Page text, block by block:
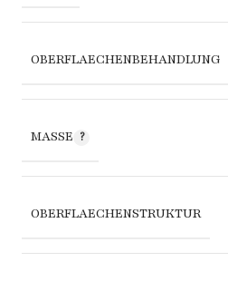
OBERFLAECHENBEHANDLUNG
MASSE
OBERFLAECHENSTRUKTUR